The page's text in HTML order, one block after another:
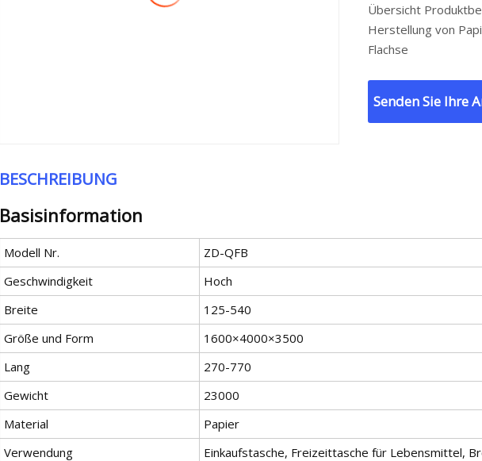
Übersicht
Herstellung von
Flachse
Senden Sie Ihre
BESCHREIBUNG
Basisinformation
Modell Nr.
ZD-QFB
Geschwindigkeit
Hoch
Breite
125-540
Größe und Form
1600×4000×3500
Lang
270-770
Gewicht
23000
Material
Papier
Verwendung
Einkaufstasche, Freizeittasche für Lebensmittel,